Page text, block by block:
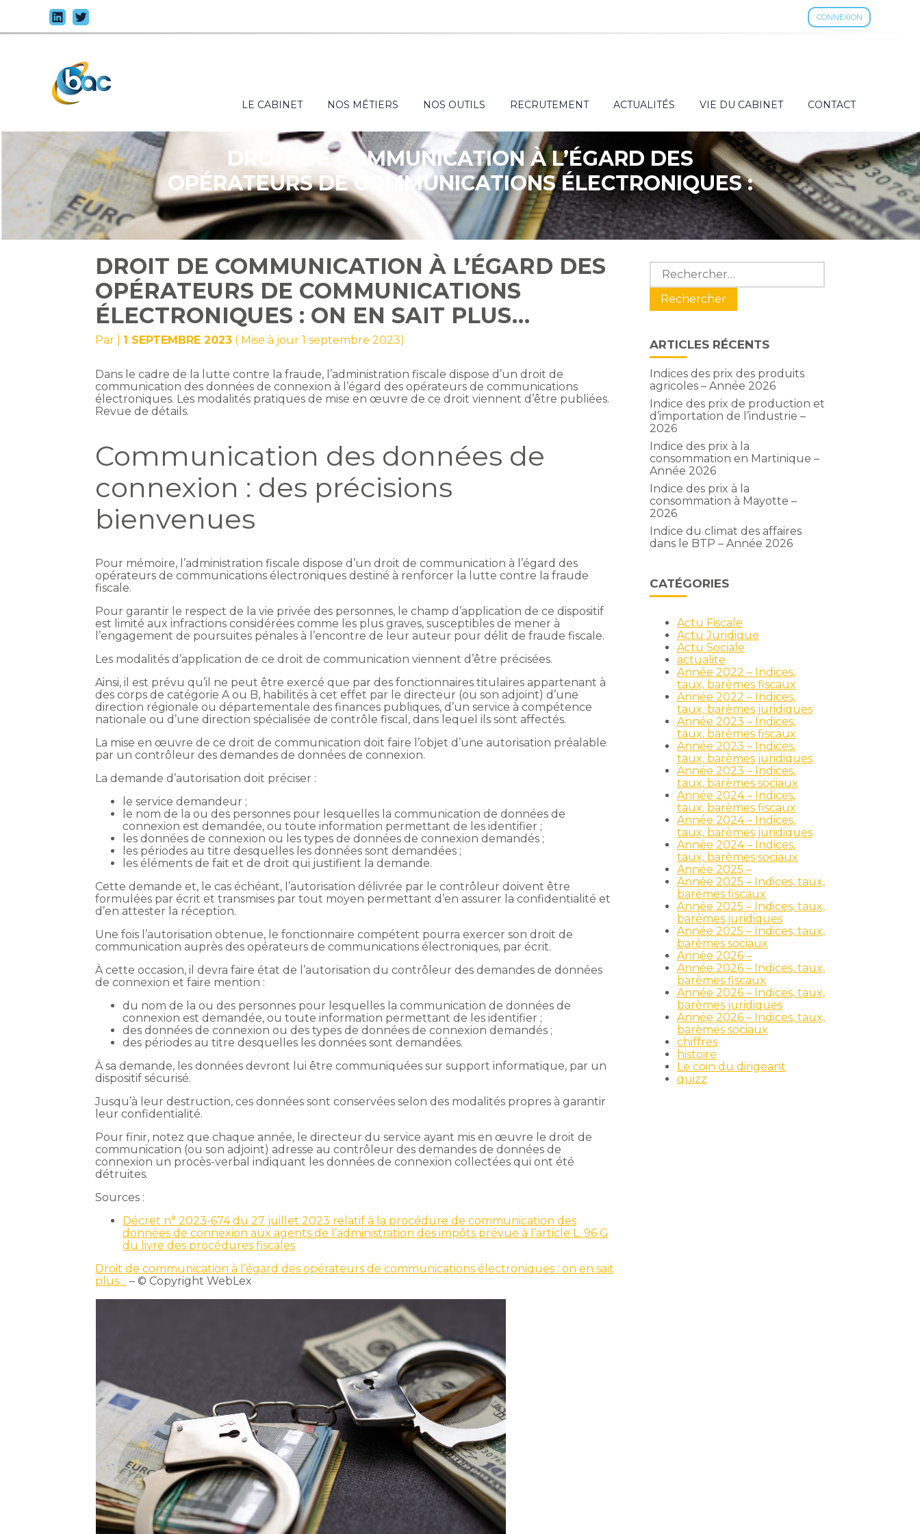
CONNEXION
au
contenu
Principal
LE CABINET NOS MÉTIERS NOS OUTILS RECRUTEMENT ACTUALITÉS VIE DU CABINET CONTACT
DROIT DE COMMUNICATION À L’ÉGARD DES
OPÉRATEURS DE COMMUNICATIONS ÉLECTRONIQUES :
ON EN SAIT PLUS…
DROIT DE COMMUNICATION À L’ÉGARD DES
OPÉRATEURS DE COMMUNICATIONS
ÉLECTRONIQUES : ON EN SAIT PLUS…
Par 1 SEPTEMBRE 2023 ( Mise à jour 1 septembre 2023)
Dans le cadre de la lutte contre la fraude, l’administration fiscale dispose d’un droit de
communication des données de connexion à l’égard des opérateurs de communications
électroniques. Les modalités pratiques de mise en œuvre de ce droit viennent d’être publiées.
Revue de détails.
Communication des données de
connexion : des précisions
bienvenues
Pour mémoire, l’administration fiscale dispose d’un droit de communication à l’égard des
opérateurs de communications électroniques destiné à renforcer la lutte contre la fraude
fiscale.
Pour garantir le respect de la vie privée des personnes, le champ d’application de ce dispositif
est limité aux infractions considérées comme les plus graves, susceptibles de mener à
l’engagement de poursuites pénales à l’encontre de leur auteur pour délit de fraude fiscale.
Les modalités d’application de ce droit de communication viennent d’être précisées.
Ainsi, il est prévu qu’il ne peut être exercé que par des fonctionnaires titulaires appartenant à
des corps de catégorie A ou B, habilités à cet effet par le directeur (ou son adjoint) d’une
direction régionale ou départementale des finances publiques, d’un service à compétence
nationale ou d’une direction spécialisée de contrôle fiscal, dans lequel ils sont affectés.
La mise en œuvre de ce droit de communication doit faire l’objet d’une autorisation préalable
par un contrôleur des demandes de données de connexion.
La demande d’autorisation doit préciser :
le service demandeur ;
le nom de la ou des personnes pour lesquelles la communication de données de
connexion est demandée, ou toute information permettant de les identifier ;
les données de connexion ou les types de données de connexion demandés ;
les périodes au titre desquelles les données sont demandées ;
les éléments de fait et de droit qui justifient la demande.
Cette demande et, le cas échéant, l’autorisation délivrée par le contrôleur doivent être
formulées par écrit et transmises par tout moyen permettant d’en assurer la confidentialité et
d’en attester la réception.
Une fois l’autorisation obtenue, le fonctionnaire compétent pourra exercer son droit de
communication auprès des opérateurs de communications électroniques, par écrit.
À cette occasion, il devra faire état de l’autorisation du contrôleur des demandes de données
de connexion et faire mention :
du nom de la ou des personnes pour lesquelles la communication de données de
connexion est demandée, ou toute information permettant de les identifier ;
des données de connexion ou des types de données de connexion demandés ;
des périodes au titre desquelles les données sont demandées.
À sa demande, les données devront lui être communiquées sur support informatique, par un
dispositif sécurisé.
Jusqu’à leur destruction, ces données sont conservées selon des modalités propres à garantir
leur confidentialité.
Pour finir, notez que chaque année, le directeur du service ayant mis en œuvre le droit de
communication (ou son adjoint) adresse au contrôleur des demandes de données de
connexion un procès-verbal indiquant les données de connexion collectées qui ont été
détruites.
Sources :
Décret n° 2023-674 du 27 juillet 2023 relatif à la procédure de communication des
données de connexion aux agents de l’administration des impôts prévue à l’article L. 96 G
du livre des procédures fiscales
Droit de communication à l’égard des opérateurs de communications électroniques : on en sait
plus… – © Copyright WebLex
Blog
sidebar
Rechercher :
ARTICLES RÉCENTS
Indices des prix des produits
agricoles – Année 2026
Indice des prix de production et
d’importation de l’industrie –
2026
Indice des prix à la
consommation en Martinique –
Année 2026
Indice des prix à la
consommation à Mayotte –
2026
Indice du climat des affaires
dans le BTP – Année 2026
CATÉGORIES
Actu Fiscale
Actu Juridique
Actu Sociale
actualite
Année 2022 – Indices,
taux, barèmes fiscaux
Année 2022 – Indices,
taux, barèmes juridiques
Année 2023 – Indices,
taux, barèmes fiscaux
Année 2023 – Indices,
taux, barèmes juridiques
Année 2023 – Indices,
taux, barèmes sociaux
Année 2024 – Indices,
taux, barèmes fiscaux
Année 2024 – Indices,
taux, barèmes juridiques
Année 2024 – Indices,
taux, barèmes sociaux
Année 2025 –
Année 2025 – Indices, taux,
barèmes fiscaux
Année 2025 – Indices, taux,
barèmes juridiques
Année 2025 – Indices, taux,
barèmes sociaux
Année 2026 –
Année 2026 – Indices, taux,
barèmes fiscaux
Année 2026 – Indices, taux,
barèmes juridiques
Année 2026 – Indices, taux,
barèmes sociaux
chiffres
histoire
Le coin du dirigeant
quizz